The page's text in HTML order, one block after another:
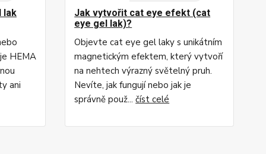
lak
HEMA
ani
Jak vytvořit cat eye efekt (cat
eye gel lak)?
Objevte cat eye gel laky s unikátním
magnetickým efektem, který vytvoří
na nehtech výrazný světelný pruh.
Nevíte, jak fungují nebo jak je
správně použ...číst celé